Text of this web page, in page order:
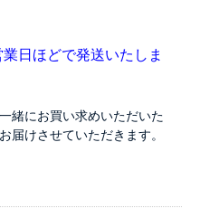
日ほどで発送いたしま
緒にお買い求めいただいた
届けさせていただきます。